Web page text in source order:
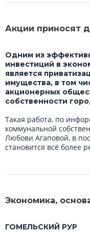
Акции приносят
Одним из
инвестиций в
является
имущества, в том
акционерных
собственности
Такая работа, по
коммунальной
Любови Агаповой, в
становится всё более
Экономика,
ГОМЕЛЬСКИЙ РУР